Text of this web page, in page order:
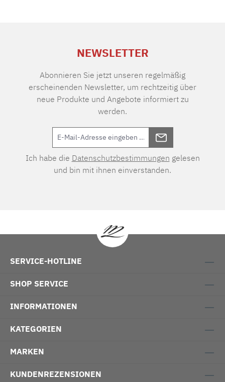
NEWSLETTER
Abonnieren Sie jetzt unseren regelmäßig
erscheinenden Newsletter, um rechtzeitig über
neue Produkte und Angebote informiert zu
werden.
Ich habe die Datenschutzbestimmungen gelesen
und bin mit ihnen einverstanden.
SERVICE-HOTLINE
SHOP SERVICE
INFORMATIONEN
KATEGORIEN
MARKEN
KUNDENREZENSIONEN